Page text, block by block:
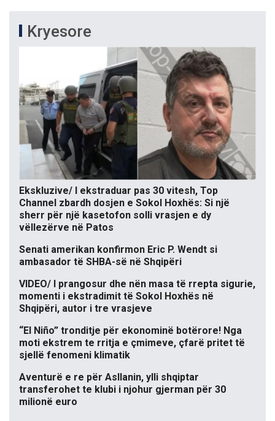
Kryesore
Ekskluzive/ I ekstraduar pas 30 vitesh, Top
Channel zbardh dosjen e Sokol Hoxhës: Si një
sherr për një kasetofon solli vrasjen e dy
vëllezërve në Patos
Senati amerikan konfirmon Eric P. Wendt si
ambasador të SHBA-së në Shqipëri
VIDEO/ I prangosur dhe nën masa të rrepta sigurie,
momenti i ekstradimit të Sokol Hoxhës në
Shqipëri, autor i tre vrasjeve
“El Niño” tronditje për ekonominë botërore! Nga
moti ekstrem te rritja e çmimeve, çfarë pritet të
sjellë fenomeni klimatik
Aventurë e re për Asllanin, ylli shqiptar
transferohet te klubi i njohur gjerman për 30
milionë euro